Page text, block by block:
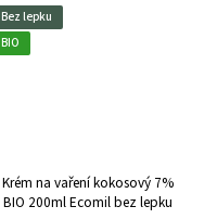
Bez lepku
BIO
Krém na vaření kokosový 7%
BIO 200ml Ecomil bez lepku